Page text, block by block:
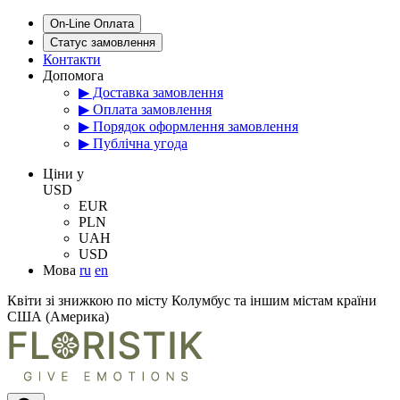
On-Line Оплата
Статус замовлення
Контакти
Допомога
▶ Доставка замовлення
▶ Оплата замовлення
▶ Порядок оформлення замовлення
▶ Публічна угода
Цiни у
USD
EUR
PLN
UAH
USD
Мова ru en
Квіти зі знижкою по місту Колумбус та іншим містам країни
США (Америка)